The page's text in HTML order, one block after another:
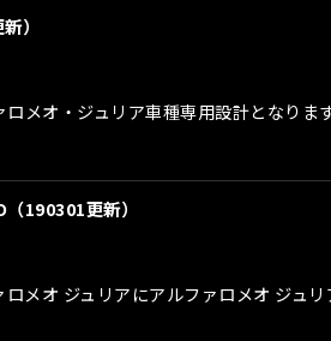
）
オ・ジュリア車種専用設計となりま
190301更新）
メオ ジュリアにアルファロメオ ジ